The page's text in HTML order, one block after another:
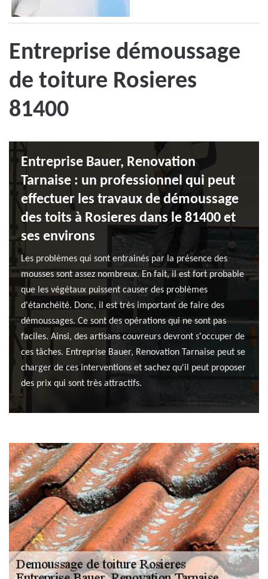
Entreprise démoussage
de toiture Rosieres
81400
Entreprise Bauer, Renovation
Tarnaise : un professionnel qui peut
effectuer les travaux de démoussage
des toits à Rosieres dans le 81400 et
ses environs
Les problèmes qui sont entrainés par la présence des
mousses sont assez nombreux. En fait, il est fort probable
que les végétaux puissent causer des problèmes
d'étanchéité. Donc, il est très important de faire des
démoussages. Ce sont des opérations qui ne sont pas
faciles. Ainsi, des artisans couvreurs devront s'occuper de
ces tâches. Entreprise Bauer, Renovation Tarnaise peut se
charger de ces interventions et sachez qu'il peut proposer
des prix qui sont très attractifs.